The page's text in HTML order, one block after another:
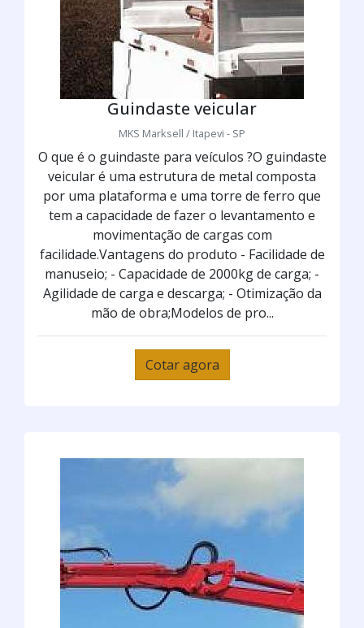
Guindaste veicular
MKS Marksell / Itapevi - SP
O que é o guindaste para veículos ?O guindaste
veicular é uma estrutura de metal composta
por uma plataforma e uma torre de ferro que
tem a capacidade de fazer o levantamento e
movimentação de cargas com
facilidade.Vantagens do produto - Facilidade de
manuseio; - Capacidade de 2000kg de carga; -
Agilidade de carga e descarga; - Otimização da
mão de obra;Modelos de pro...
Cotar agora